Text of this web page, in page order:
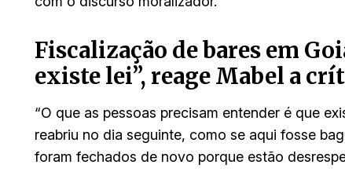
Fiscalização de bares em
existe lei”, reage Mabel a
“O que as pessoas precisam entender é que
reabriu no dia seguinte, como se aqui fosse
foram fechados de novo porque estão